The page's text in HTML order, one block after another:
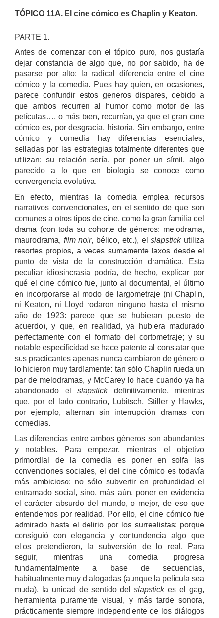
TÓPICO 11A. El cine cómico es Chaplin y Keaton.
PARTE 1.
Antes de comenzar con el tópico puro, nos gustaría
dejar constancia de algo que, no por sabido, ha de
pasarse por alto: la radical diferencia entre el cine
cómico y la comedia. Pues hay quien, en ocasiones,
parece confundir estos géneros dispares, debido a
que ambos recurren al humor como motor de las
películas…, o más bien, recurrían, ya que el gran cine
cómico es, por desgracia, historia. Sin embargo, entre
cómico y comedia hay diferencias esenciales,
selladas por las estrategias totalmente diferentes que
utilizan: su relación sería, por poner un símil, algo
parecido a lo que en biología se conoce como
convergencia evolutiva.
En efecto, mientras la comedia emplea recursos
narrativos convencionales, en el sentido de que son
comunes a otros tipos de cine, como la gran familia del
drama (con toda su cohorte de géneros: melodrama,
maurodrama, film noir, bélico, etc.), elslapstickutiliza
resortes propios, a veces sumamente laxos desde el
punto de vista de la construcción dramática. Esta
peculiar idiosincrasia podría, de hecho, explicar por
qué el cine cómico fue, junto al documental, el último
en incorporarse al modo de largometraje (ni Chaplin,
ni Keaton, ni Lloyd rodaron ninguno hasta el mismo
año de 1923: parece que se hubieran puesto de
acuerdo), y que, en realidad, ya hubiera madurado
perfectamente con el formato del cortometraje; y su
notable especificidad se hace patente al constatar que
sus practicantes apenas nunca cambiaron de género o
lo hicieron muy tardíamente: tan sólo Chaplin rueda un
par de melodramas, y McCarey lo hace cuando ya ha
abandonado el slapstickdefinitivamente, mientras
que, por el lado contrario, Lubitsch, Stiller y Hawks,
por ejemplo, alternan sin interrupción dramas con
comedias.
Las diferencias entre ambos géneros son abundantes
y notables. Para empezar, mientras el objetivo
primordial de la comedia es poner en solfa las
convenciones sociales, el del cine cómico es todavía
más ambicioso: no sólo subvertir en profundidad el
entramado social, sino, más aún, poner en evidencia
el carácter absurdo del mundo, o mejor, de eso que
entendemos por realidad. Por ello, el cine cómico fue
admirado hasta el delirio por los surrealistas: porque
consiguió con elegancia y contundencia algo que
ellos pretendieron, la subversión de lo real. Para
seguir, mientras una comedia progresa
fundamentalmente a base de secuencias,
habitualmente muy dialogadas (aunque la película sea
muda), la unidad de sentido delslapstickes el gag,
herramienta puramente visual, y más tarde sonora,
prácticamente siempre independiente de los diálogos